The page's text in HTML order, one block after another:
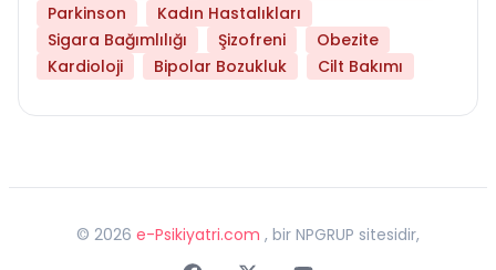
Parkinson
Kadın Hastalıkları
Sigara Bağımlılığı
Şizofreni
Obezite
Kardioloji
Bipolar Bozukluk Cilt Bakımı
© 2026 e-Psikiyatri.com , bir NPGRUP sitesidir,